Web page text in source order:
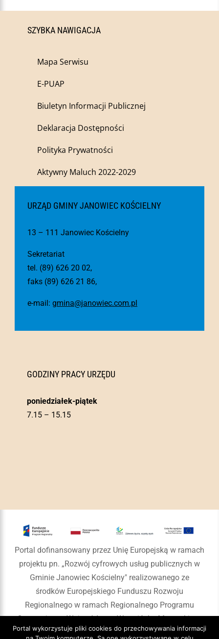
SZYBKA NAWIGACJA
Mapa Serwisu
E-PUAP
Biuletyn Informacji Publicznej
Deklaracja Dostępności
Polityka Prywatności
Aktywny Maluch 2022-2029
URZĄD GMINY JANOWIEC KOŚCIELNY
13 – 111 Janowiec Kościelny
Sekretariat
tel. (89) 626 20 02,
faks (89) 626 21 86,
e-mail: gmina@janowiec.com.pl
GODZINY PRACY URZĘDU
poniedziałek-piątek
7.15 – 15.15
Portal dofinansowany przez Unię Europejską w ramach
projektu pn. „Rozwój cyfrowych usług publicznych w
Gminie Janowiec Kościelny" realizowanego ze
środków Europejskiego Funduszu Rozwoju
Regionalnego w ramach Regionalnego Programu
Operacyjnego Województwa Warmińsko-Mazurskiego
na lata 2014-2020
Portal wykorzystuje pliki cookies do przechowywania informacji